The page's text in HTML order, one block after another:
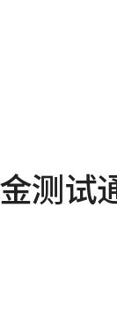
测试